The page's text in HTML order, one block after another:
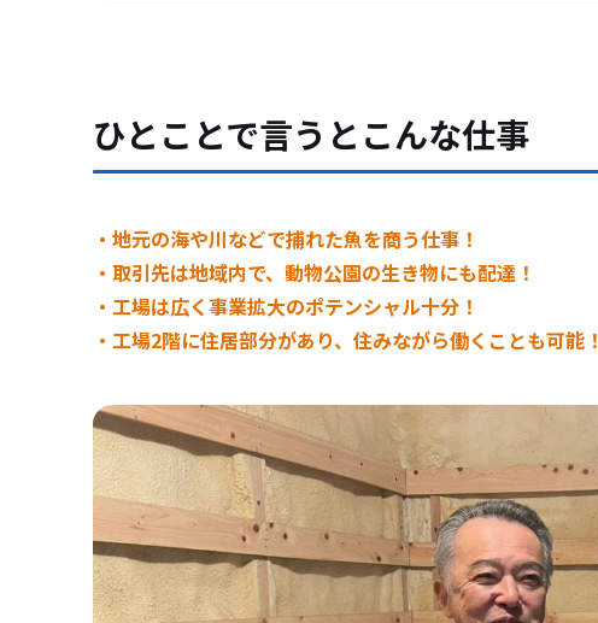
ひとことで言うとこんな仕事
・地元の海や川などで捕れた魚を商う仕事！
・取引先は地域内で、動物公園の生き物にも配達！
・工場は広く事業拡大のポテンシャル十分！
・工場2階に住居部分があり、住みながら働くことも可能！